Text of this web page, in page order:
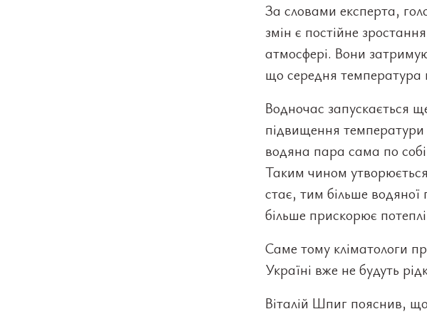
За словами експерта,
змін є постійне
атмосфері. Вони
що середня температура
Водночас запускається
підвищення
водяна пара сама по
Таким чином
стає, тим більше
більше прискорює
Саме тому кліматологи
Україні вже не будуть
Віталій Шпиг пояснив,